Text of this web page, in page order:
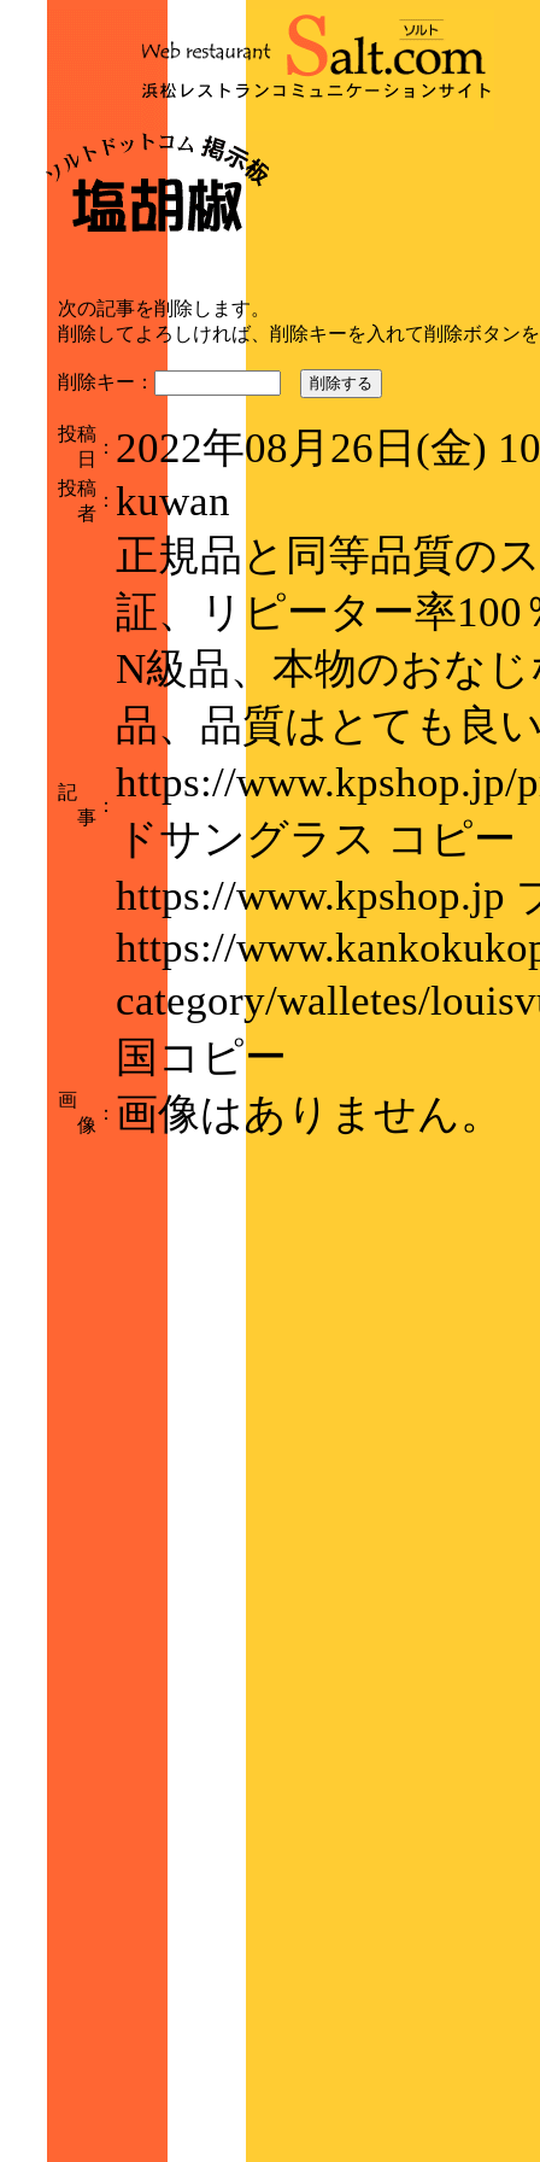
次の記事を削除します。
削除してよろしければ、削除キーを入れて削除ボタン
削除キー： 削除する
投稿
日
： 2022年08月26日(金)
投稿
者
： kuwan
記
事
：
正規品と同等品質の
証、リピーター率
N級品、本物のおな
品、品質はとても良
https://www.kpshop.jp/
ドサングラス コピー
https://www.kpshop.jp
https://
category/walletes/
国コピー
画
像
： 画像はありません。